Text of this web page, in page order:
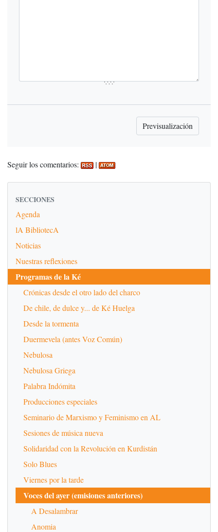
Seguir los comentarios: |
SECCIONES
Agenda
lA BibliotecA
Noticias
Nuestras reflexiones
Programas de la Ké
Crónicas desde el otro lado del charco
De chile, de dulce y... de Ké Huelga
Desde la tormenta
Duermevela (antes Voz Común)
Nebulosa
Nebulosa Griega
Palabra Indómita
Producciones especiales
Seminario de Marxismo y Feminismo en AL
Sesiones de música nueva
Solidaridad con la Revolución en Kurdistán
Solo Blues
Viernes por la tarde
Voces del ayer (emisiones anteriores)
A Desalambrar
Anomia